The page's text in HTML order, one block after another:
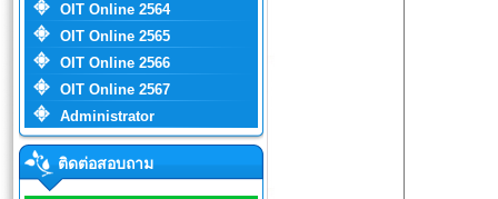
OIT Online 2564
OIT Online 2565
OIT Online 2566
OIT Online 2567
Administrator
ติดต่อสอบถาม